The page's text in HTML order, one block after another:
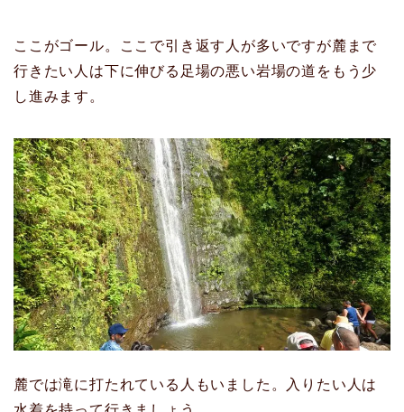
ここがゴール。ここで引き返す人が多いですが麓まで
行きたい人は下に伸びる足場の悪い岩場の道をもう少
し進みます。
麓では滝に打たれている人もいました。入りたい人は